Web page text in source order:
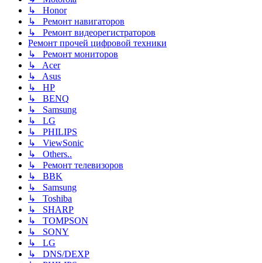
↳ Honor
↳ Ремонт навигаторов
↳ Ремонт видеорегистраторов
Ремонт прочей цифровой техники
↳ Ремонт мониторов
↳ Acer
↳ Asus
↳ HP
↳ BENQ
↳ Samsung
↳ LG
↳ PHILIPS
↳ ViewSonic
↳ Others..
↳ Ремонт телевизоров
↳ BBK
↳ Samsung
↳ Toshiba
↳ SHARP
↳ TOMPSON
↳ SONY
↳ LG
↳ DNS/DEXP